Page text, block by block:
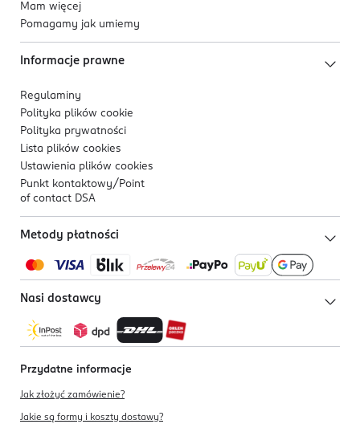
Mam więcej
Pomagamy jak umiemy
Informacje prawne
Regulaminy
Polityka plików cookie
Polityka prywatności
Lista plików cookies
Ustawienia plików cookies
Punkt kontaktowy/ Point
of contact DSA
Metody płatności
Nasi dostawcy
Przydatne informacje
Jak złożyć zamówienie?
Jakie są formy i koszty dostawy?